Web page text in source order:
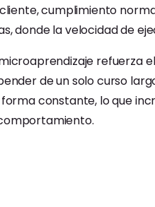
cumplimiento
donde la velocidad de
refuerza
de un solo curso
constante, lo que